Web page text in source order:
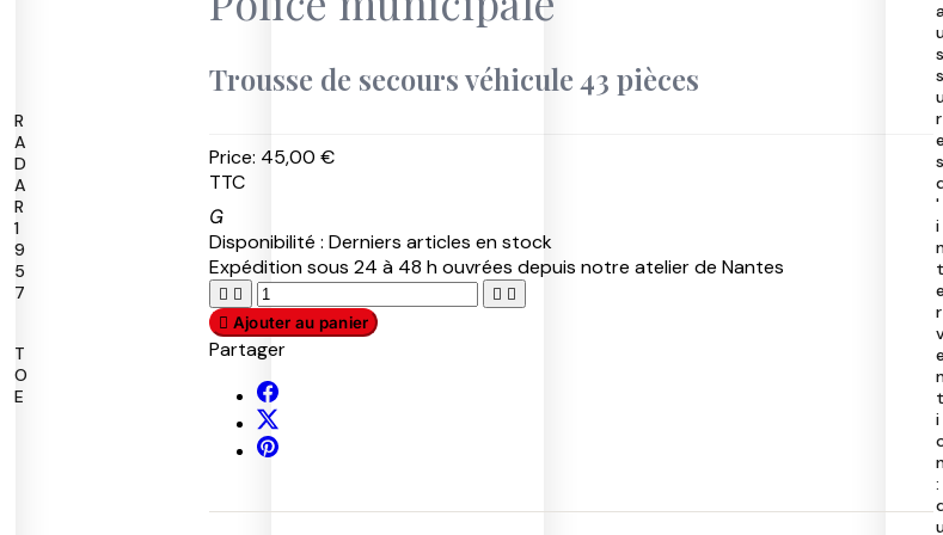
R
A
D
A
R
1
9
5
7
T
O
E
s
s
r
s
'
i
t
r
t
i
:
Trousse de secours véhicule 43 pièces
Price: 45,00 €
TTC

Disponibilité : Derniers articles en stock
Expédition sous 24 à 48 h ouvrées depuis notre atelier de Nantes
   
 Ajouter au panier
Partager